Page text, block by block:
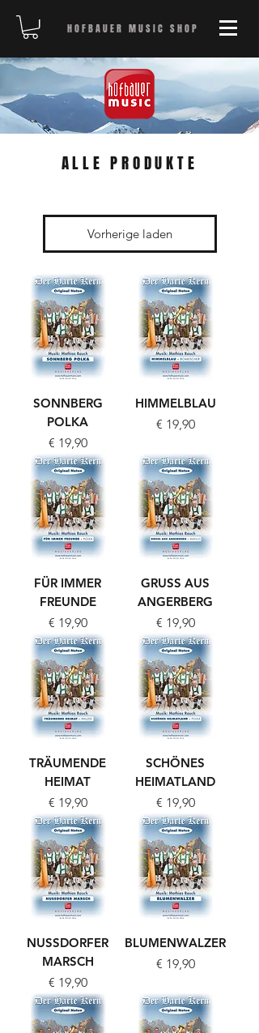
HOFBAUER MUSIC SHOP
ALLE PRODUKTE
Vorherige laden
SONNBERG
POLKA
Preis
€ 19,90
HIMMELBLAU
Preis
€ 19,90
FÜR IMMER
FREUNDE
Preis
€ 19,90
GRUSS AUS
ANGERBERG
Preis
€ 19,90
TRÄUMENDE
HEIMAT
Preis
€ 19,90
SCHÖNES
HEIMATLAND
Preis
€ 19,90
NUSSDORFER
MARSCH
Preis
€ 19,90
BLUMENWALZER
Preis
€ 19,90